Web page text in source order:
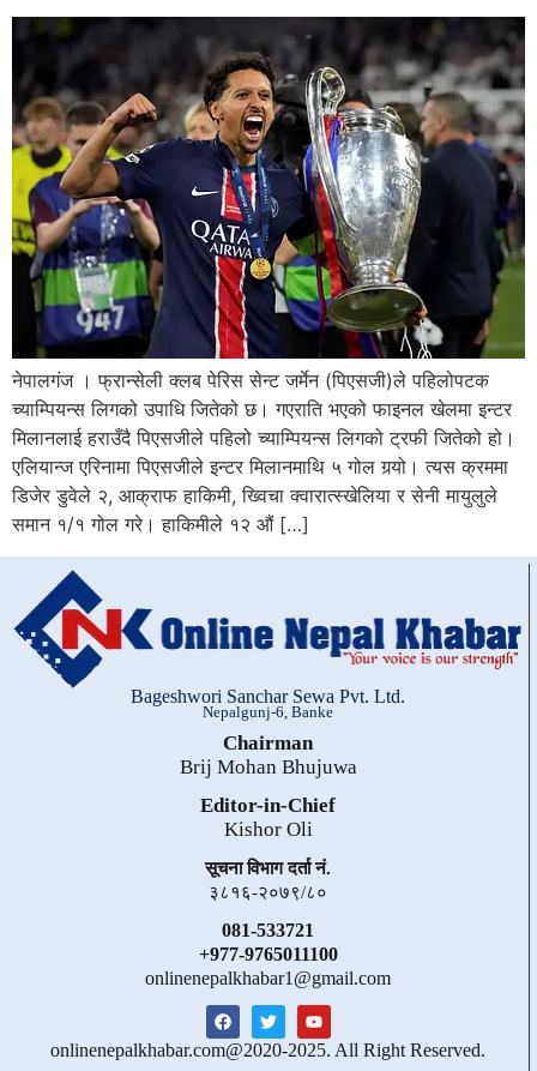
नेपालग‌ंज । फ्रान्सेली क्लब पेरिस सेन्ट जर्मेन (पिएसजी)ले पहिलोपटक
च्याम्पियन्स लिगको उपाधि जितेको छ। गएराति भएको फाइनल खेलमा इन्टर
मिलानलाई हराउँदै पिएसजीले पहिलो च्याम्पियन्स लिगको ट्रफी जितेको हो।
एलियान्ज एरिनामा पिएसजीले इन्टर मिलानमाथि ५ गोल गर्‍यो। त्यस क्रममा
डिजेर डुवेले २, आक्राफ हाकिमी, ख्विचा क्वारात्स्खेलिया र सेनी मायुलुले
समान १/१ गोल गरे। हाकिमीले १२ औं […]
Bageshwori Sanchar Sewa Pvt. Ltd.
Nepalgunj-6, Banke
Chairman
Brij Mohan Bhujuwa
Editor-in-Chief
Kishor Oli
सूचना विभाग दर्ता नं.
३८१६-२०७९/८०
081-533721
+977-9765011100
onlinenepalkhabar1@gmail.com
onlinenepalkhabar.com@2020-2025. All Right Reserved.